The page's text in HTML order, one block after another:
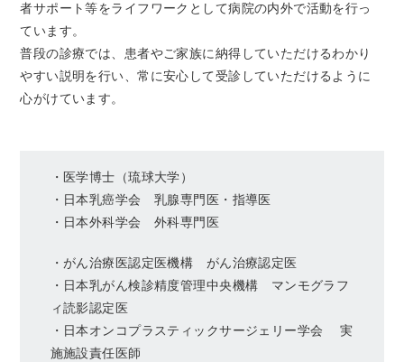
者サポート等をライフワークとして病院の内外で活動を行っ
ています。
普段の診療では、患者やご家族に納得していただけるわかり
やすい説明を行い、常に安心して受診していただけるように
心がけています。
・医学博士（琉球大学）
・日本乳癌学会 乳腺専門医・指導医
・日本外科学会 外科専門医
・がん治療医認定医機構 がん治療認定医
・日本乳がん検診精度管理中央機構 マンモグラフ
ィ読影認定医
・日本オンコプラスティックサージェリー学会 実
施施設責任医師